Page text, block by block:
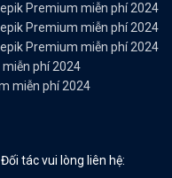
Premium miễn phí 2024
Premium miễn phí 2024
Premium miễn phí 2024
phí 2024
miễn phí 2024
tác vui lòng liên hệ: